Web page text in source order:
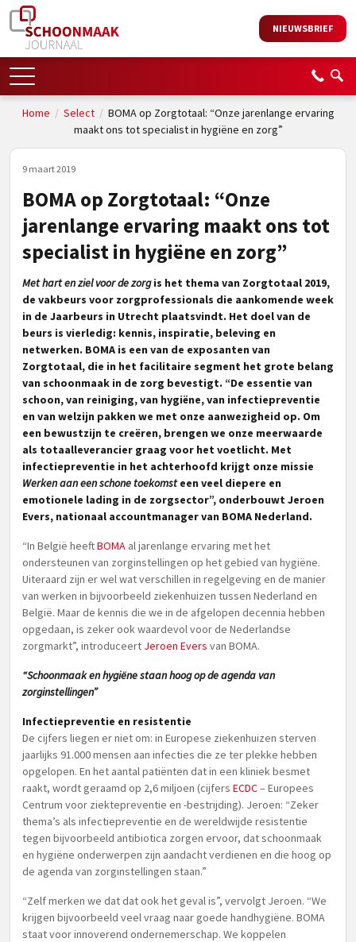
NIEUWSBRIEF
Home / Select/ BOMA op Zorgtotaal: “Onze jarenlange ervaring
maakt ons tot specialist in hygiëne en zorg”
9 maart 2019
BOMA op Zorgtotaal: “Onze
jarenlange ervaring maakt ons tot
specialist in hygiëne en zorg”
Met hart en ziel voor de zorgis het thema van Zorgtotaal 2019,
de vakbeurs voor zorgprofessionals die aankomende week
in de Jaarbeurs in Utrecht plaatsvindt. Het doel van de
beurs is vierledig: kennis, inspiratie, beleving en
netwerken. BOMA is een van de exposanten van
Zorgtotaal, die in het facilitaire segment het grote belang
van schoonmaak in de zorg bevestigt. “De essentie van
schoon, van reiniging, van hygiëne, van infectiepreventie
en van welzijn pakken we met onze aanwezigheid op. Om
een bewustzijn te creëren, brengen we onze meerwaarde
als totaalleverancier graag voor het voetlicht. Met
infectiepreventie in het achterhoofd krijgt onze missie
Werken aan een schone toekomsteen veel diepere en
emotionele lading in de zorgsector”, onderbouwt Jeroen
Evers, nationaal accountmanager van BOMA Nederland.
“In België heeftBOMA al jarenlange ervaring met het
ondersteunen van zorginstellingen op het gebied van hygiëne.
Uiteraard zijn er wel wat verschillen in regelgeving en de manier
van werken in bijvoorbeeld ziekenhuizen tussen Nederland en
België. Maar de kennis die we in de afgelopen decennia hebben
opgedaan, is zeker ook waardevol voor de Nederlandse
zorgmarkt”, introduceert Jeroen Evers van BOMA.
“Schoonmaak en hygiëne staan hoog op de agenda van
zorginstellingen”
Infectiepreventie en resistentie
De cijfers liegen er niet om: in Europese ziekenhuizen sterven
jaarlijks 91.000 mensen aan infecties die ze ter plekke hebben
opgelopen. En het aantal patiënten dat in een kliniek besmet
raakt, wordt geraamd op 2,6 miljoen (cijfers ECDC– Europees
Centrum voor ziektepreventie en -bestrijding). Jeroen: “Zeker
thema’s als infectiepreventie en de wereldwijde resistentie
tegen bijvoorbeeld antibiotica zorgen ervoor, dat schoonmaak
en hygiëne onderwerpen zijn aandacht verdienen en die hoog op
de agenda van zorginstellingen staan.”
“Zelf merken we dat dat ook het geval is”, vervolgt Jeroen. “We
krijgen bijvoorbeeld veel vraag naar goede handhygiëne. BOMA
staat voor innoverend ondernemerschap. We koppelen